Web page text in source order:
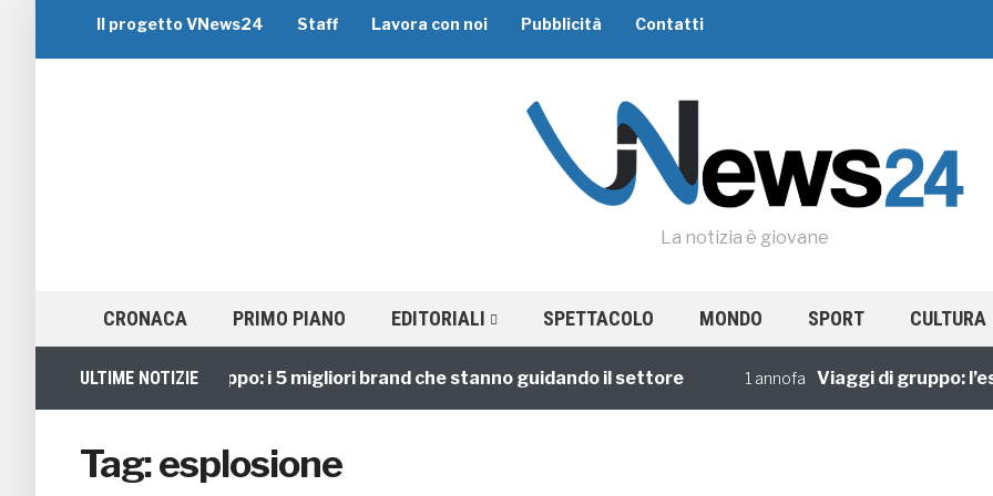
Il progetto VNews24 Staff Lavora con noi Pubblicità Contatti
La notizia è giovane
CRONACA PRIMO PIANO EDITORIALI SPETTACOLO MONDO SPORT CULTURA
ULTIME NOTIZIE
Viaggi di Gruppo: i 5 migliori brand che stanno guidando il settore 1 annofa Viaggi di gruppo:
Tag:esplosione